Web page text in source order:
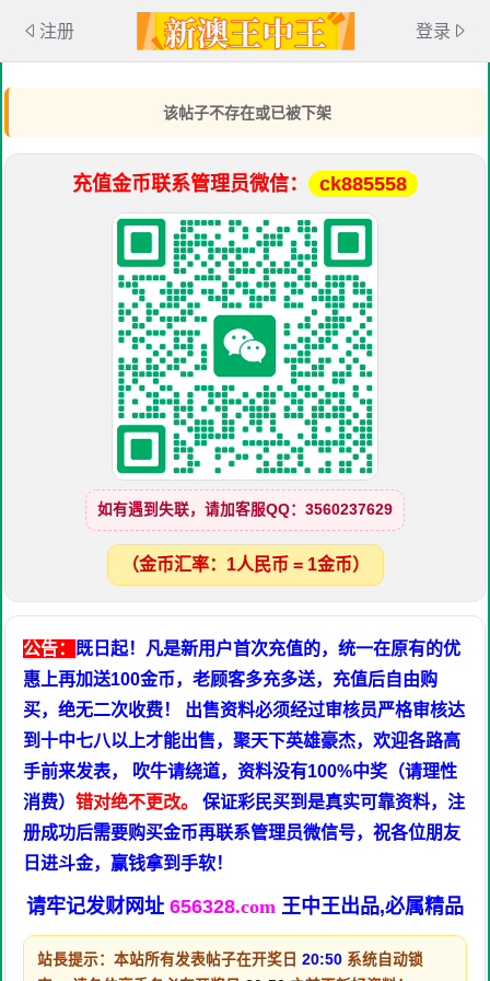
注册 登录
该帖子不存在或已被下架
充值金币联系管理员微信： ck885558
如有遇到失联，请加客服QQ：3560237629
（金币汇率：1人民币 = 1金币）
公告： 既日起！凡是新用户首次充值的，统一在原有的优
惠上再加送100金币，老顾客多充多送，充值后自由购
买，绝无二次收费！ 出售资料必须经过审核员严格审核达
到十中七八以上才能出售，聚天下英雄豪杰，欢迎各路高
手前来发表， 吹牛请绕道，资料没有100%中奖（请理性
消费） 错对绝不更改。
保证彩民买到是真实可靠资料，注
册成功后需要购买金币再联系管理员微信号，祝各位朋友
日进斗金，赢钱拿到手软！
请牢记发财网址 656328.com 王中王出品,必属精品
站長提示：本站所有发表帖子在开奖日 20:50 系统自动锁